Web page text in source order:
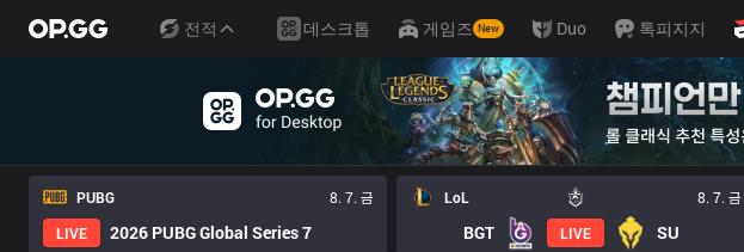
전적 데스크톱 게임즈 New Duo 톡피지지
PUBG
8. 7. 금
LIVE
2026 PUBG Global Series 7
LoL 8. 7. 금
BGT LIVE SU